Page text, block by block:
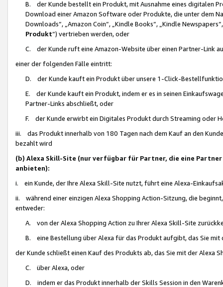
B. der Kunde bestellt ein Produkt, mit Ausnahme eines digitalen
Download einer Amazon Software oder Produkte, die unter dem
Downloads“, „Amazon Coin“, „Kindle Books“, „Kindle
Produkt“) vertrieben werden, oder
C. der Kunde ruft eine Amazon-Website über einen Partner-Link
einer der folgenden Fälle eintritt:
D. der Kunde kauft ein Produkt über unsere 1-Click-
E. der Kunde kauft ein Produkt, indem er es in seinen
Partner-Links abschließt, oder
F. der Kunde erwirbt ein Digitales Produkt durch Streaming oder
iii. das Produkt innerhalb von 180 Tagen nach dem Kauf an den
bezahlt wird
(b) Alexa Skill-Site (nur verfügbar für Partner, die eine
anbieten):
i. ein Kunde, der Ihre Alexa Skill-Site nutzt, führt eine Alexa-
ii. während einer einzigen Alexa Shopping Action-Sitzung, die
entweder:
A. von der Alexa Shopping Action zu Ihrer Alexa Skill-Site
B. eine Bestellung über Alexa für das Produkt aufgibt, das Sie mit
der Kunde schließt einen Kauf des Produkts ab, das Sie mit der Alexa
C. über Alexa, oder
D. indem er das Produkt innerhalb der Skills Session in den